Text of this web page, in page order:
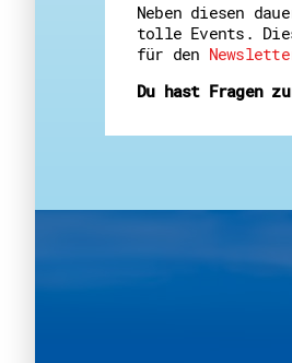
Neben diesen
tolle Events.
für den
Du hast Fragen